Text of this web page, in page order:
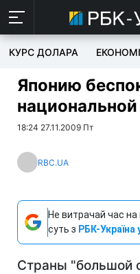
КУРС ДОЛАРА
Японию
18:24 27.11.2009 Пт
RBC.UA
Не витрачай час
суть з РБК-Україна
Страны "большой